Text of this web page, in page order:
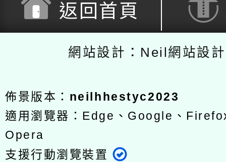
返回首頁
網站設計：Neil網站設
佈景版本： neilhhestyc2023
適用瀏覽器：Edge、Google、
Opera
支援行動瀏覽裝置